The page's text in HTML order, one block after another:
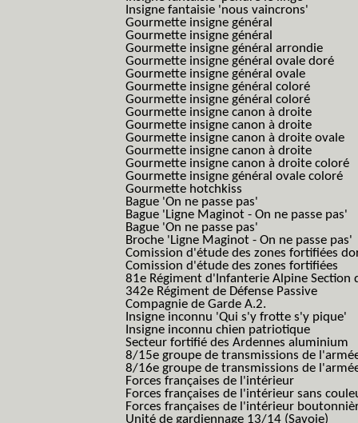
Insigne fantaisie 'nous vaincrons'
Gourmette insigne général
Gourmette insigne général
Gourmette insigne général arrondie
Gourmette insigne général ovale doré
Gourmette insigne général ovale
Gourmette insigne général coloré
Gourmette insigne général coloré
Gourmette insigne canon à droite
Gourmette insigne canon à droite
Gourmette insigne canon à droite ovale
Gourmette insigne canon à droite
Gourmette insigne canon à droite coloré
Gourmette insigne général ovale coloré
Gourmette hotchkiss
Bague 'On ne passe pas'
Bague 'Ligne Maginot - On ne passe pas'
Bague 'On ne passe pas'
Broche 'Ligne Maginot - On ne passe pas'
Comission d'étude des zones fortifiées
Comission d'étude des zones fortifiées
81e Régiment d'Infanterie Alpine Section
342e Régiment de Défense Passive
Compagnie de Garde A.2.
Insigne inconnu 'Qui s'y frotte s'y pique'
Insigne inconnu chien patriotique
Secteur fortifié des Ardennes aluminium
8/15e groupe de transmissions de
8/16e groupe de transmissions de
Forces françaises de l'intérieur
Forces françaises de l'intérieur sans
Forces françaises de l'intérieur
Unité de gardiennage 13/14 (Savoie)